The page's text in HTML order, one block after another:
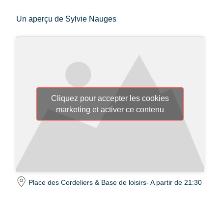
Un aperçu de Sylvie Nauges
Cliquez pour accepter les cookies
marketing et activer ce contenu
Place des Cordeliers & Base de loisirs- A partir de 21:30